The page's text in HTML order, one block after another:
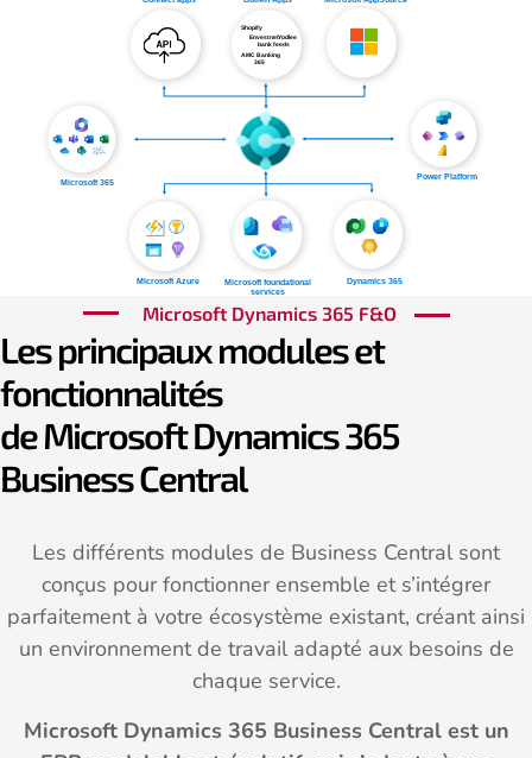
Microsoft Dynamics 365 F&O
Les principaux modules et
fonctionnalités
de Microsoft Dynamics 365
Business Central
Les différents modules de Business Central sont
conçus pour fonctionner ensemble et s’intégrer
parfaitement à votre écosystème existant, créant ainsi
un environnement de travail adapté aux besoins de
chaque service.
Microsoft Dynamics 365 Business Central est un